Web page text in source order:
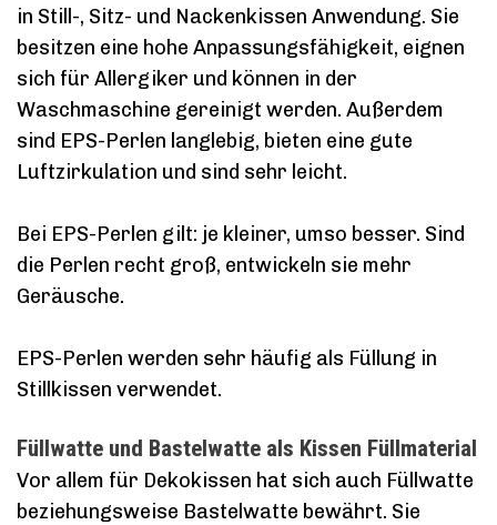
in Still-, Sitz- und Nackenkissen Anwendung. Sie
besitzen eine hohe Anpassungsfähigkeit, eignen
sich für Allergiker und können in der
Waschmaschine gereinigt werden. Außerdem
sind EPS-Perlen langlebig, bieten eine gute
Luftzirkulation und sind sehr leicht.
Bei EPS-Perlen gilt: je kleiner, umso besser. Sind
die Perlen recht groß, entwickeln sie mehr
Geräusche.
EPS-Perlen werden sehr häufig als Füllung in
Stillkissen verwendet.
Füllwatte und Bastelwatte als Kissen Füllmaterial
Vor allem für Dekokissen hat sich auch Füllwatte
beziehungsweise Bastelwatte bewährt. Sie